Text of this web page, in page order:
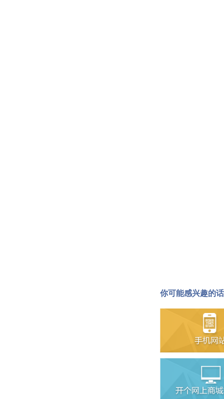
你可能感兴趣的